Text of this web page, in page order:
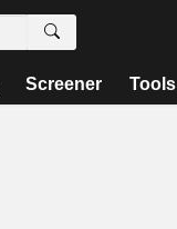
Screener Tools